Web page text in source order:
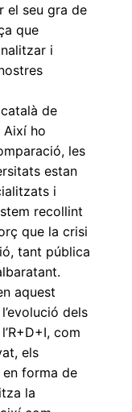
el seu gra de
que
i
de
Així ho
les
estan
i
recollint
que la crisi
tant pública
aquest
dels
com
els
en forma de
la